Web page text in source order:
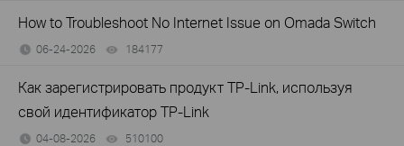
How to Troubleshoot No Internet Issue on Omada Switch
06-24-2026 184177
Как зарегистрировать продукт TP-Link, используя
свой идентификатор TP-Link
04-08-2026 510100